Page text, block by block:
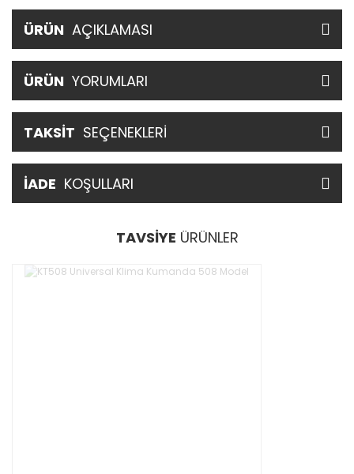
ÜRÜN AÇIKLAMASI
ÜRÜN YORUMLARI
TAKSİT SEÇENEKLERİ
İADE KOŞULLARI
TAVSİYE ÜRÜNLER